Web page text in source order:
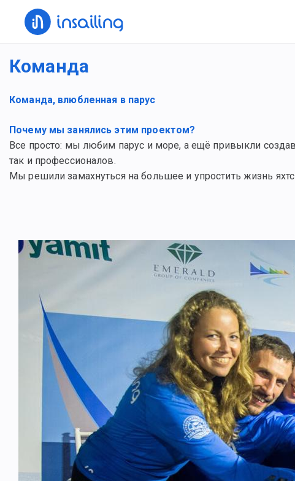
Команда
Команда, влюбленная в парус
Почему мы занялись этим проектом?
Все просто: мы любим парус и море, а ещё привыкли
так и профессионалов.
Мы решили замахнуться на большее и упростить жизнь